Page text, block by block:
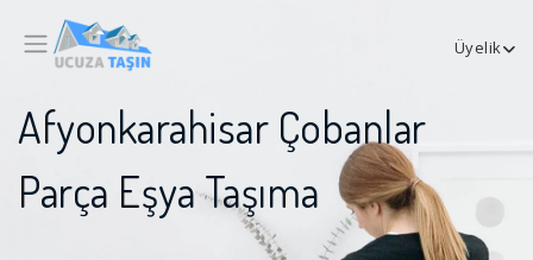
Üyelik
Afyonkarahisar Çobanlar
Parça Eşya Taşıma